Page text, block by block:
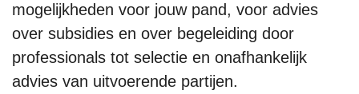
mogelijkheden voor jouw pand, voor advies
over subsidies en over begeleiding door
professionals tot selectie en onafhankelijk
advies van uitvoerende partijen.